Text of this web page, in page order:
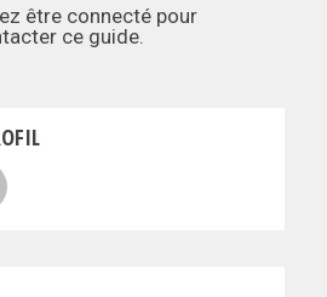
être connecté pour
ce guide.